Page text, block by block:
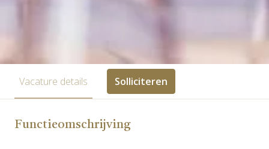
Vacature details Solliciteren
Functieomschrijving